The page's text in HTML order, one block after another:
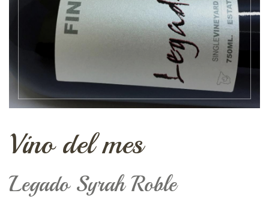
Vino del mes
Legado Syrah Roble